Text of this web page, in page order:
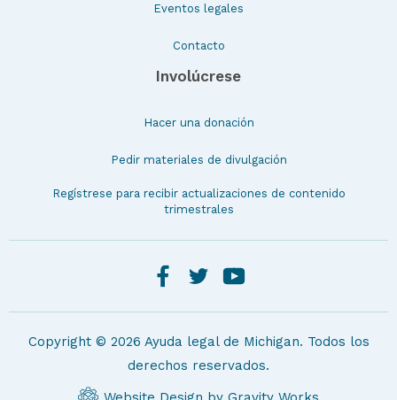
Eventos legales
Contacto
Involúcrese
Hacer una donación
Pedir materiales de divulgación
Regístrese para recibir actualizaciones de contenido
trimestrales
Copyright © 2026 Ayuda legal de Michigan. Todos los
derechos reservados.